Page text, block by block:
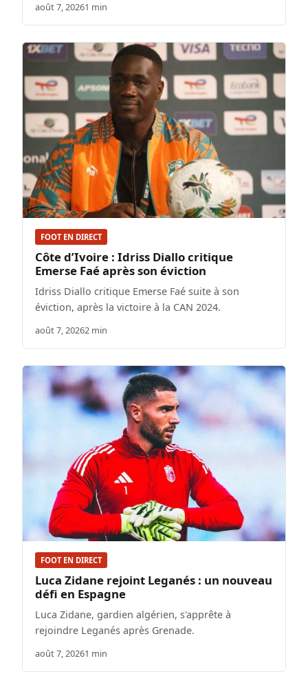
août 7, 20261 min
FOOT EN DIRECT
Côte d’Ivoire : Idriss Diallo critique
Emerse Faé après son éviction
Idriss Diallo critique Emerse Faé suite à son
éviction, après la victoire à la CAN 2024.
août 7, 20262 min
FOOT EN DIRECT
Luca Zidane rejoint Leganés : un nouveau
défi en Espagne
Luca Zidane, gardien algérien, s'apprête à
rejoindre Leganés après Grenade.
août 7, 20261 min